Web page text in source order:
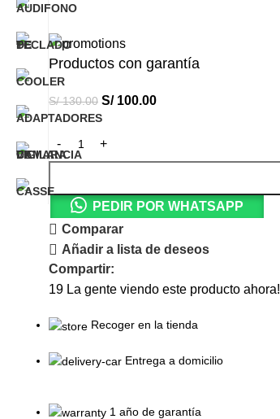
Productos con garantía
S/130.00 S/100.00
PEDIR POR WHATSAPP
Comparar
Añadir a lista de deseos
Compartir:
19 La gente viendo este producto ahora!
Recoger en la tienda
Entrega a domicilio
1 año de garantía